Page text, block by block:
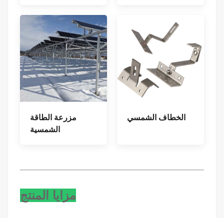
مزرعة الطاقة
الشمسية
الخطاف الشمسي
مزايا المنتج